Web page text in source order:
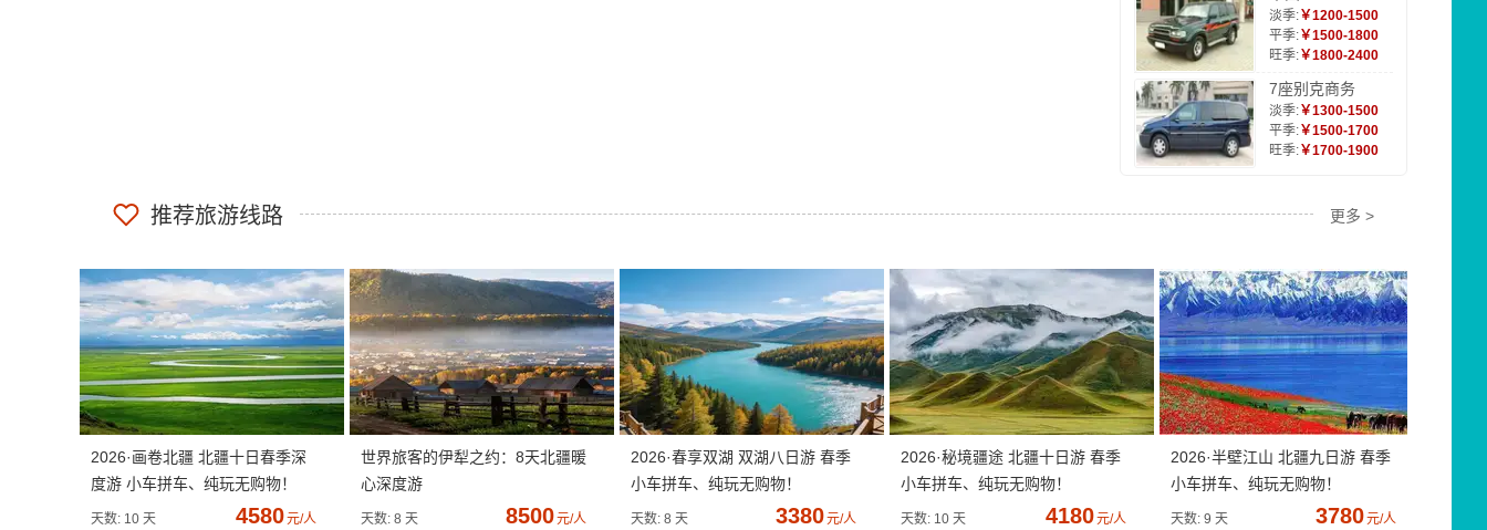
淡季:￥1200-1500
平季:￥1500-1800
旺季:￥1800-2400
7座别克商务
淡季:￥1300-1500
平季:￥1500-1700
旺季:￥1700-1900
推荐旅游线路 更多 >
2026·画卷北疆 北疆十日春季深
度游 小车拼车、纯玩无购物！
天数: 10 天 4580元/人
世界旅客的伊犁之约：8天北疆暖
心深度游
天数: 8 天 8500元/人
2026·春享双湖 双湖八日游 春季
小车拼车、纯玩无购物！
天数: 8 天 3380元/人
2026·秘境疆途 北疆十日游 春季
小车拼车、纯玩无购物！
天数: 10 天 4180元/人
2026·半壁江山 北疆九日游 春季
小车拼车、纯玩无购物！
天数: 9 天 3780元/人